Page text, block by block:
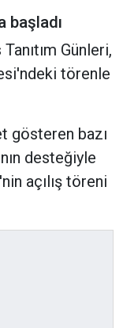
başladı
Günleri,
törenle
gösteren bazı
desteğiyle
açılış töreni